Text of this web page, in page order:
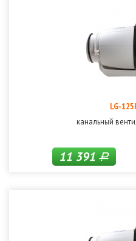
LG-
канальный
11 391Р